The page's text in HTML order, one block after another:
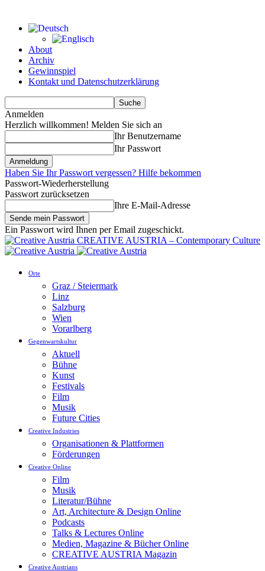
About
Archiv
Gewinnspiel
Kontakt und Datenschutzerklärung
Anmelden
Herzlich willkommen! Melden Sie sich an
Ihr Benutzername
Ihr Passwort
Haben Sie Ihr Passwort vergessen? Hilfe bekommen
Passwort-Wiederherstellung
Passwort zurücksetzen
Ihre E-Mail-Adresse
Ein Passwort wird Ihnen per Email zugeschickt.
CREATIVE AUSTRIA – Contemporary Culture
Orte
Graz / Steiermark
Linz
Salzburg
Wien
Vorarlberg
Gegenwartskultur
Aktuell
Bühne
Kunst
Festivals
Film
Musik
Future Cities
Creative Industries
Organisationen & Plattformen
Förderungen
Creative Online
Film
Musik
Literatur/Bühne
Art, Architecture & Design Online
Podcasts
Talks & Lectures Online
Medien, Magazine & Bücher Online
CREATIVE AUSTRIA Magazin
Creative Austrians